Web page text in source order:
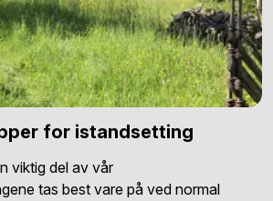
for istandsetting
viktig del av vår
tas best vare på ved normal